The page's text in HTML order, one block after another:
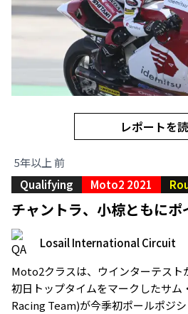
レポートを
5年以上 前
Qualifying
Moto2 2021
チャントラ、小椋ともに
Losail International Circuit
Moto2クラスは、ウインターテスト
初日トップタイムをマークしたサム
Racing Team)が今季初ポールポジ